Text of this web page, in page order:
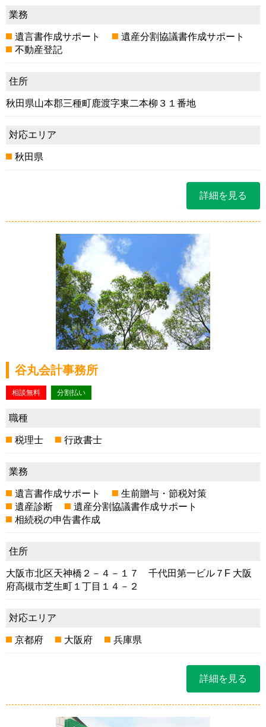
業務
遺言書作成サポート
遺産分割協議書作成サポート
不動産登記
住所
秋田県山本郡三種町鹿渡字東二本柳３１番地
対応エリア
秋田県
詳細を見る
谷丸会計事務所
相談無料 分割払い
職種
税理士 行政書士
業務
遺言書作成サポート
生前贈与・節税対策
遺産診断
遺産分割協議書作成サポート
相続税の申告書作成
住所
大阪市北区天神橋２－４－１７ 千代田第一ビル７F 大阪
府高槻市芝生町１丁目１４－２
対応エリア
京都府 大阪府 兵庫県
詳細を見る